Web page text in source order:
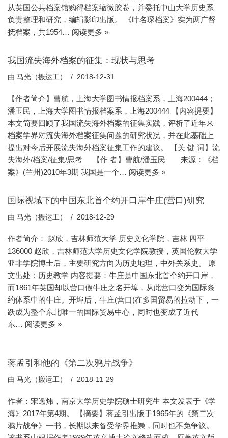
从英国公共档案馆购得档案缩微胶卷，并委托中山大学历史系
负责整理和研究，编辑影印出版。 《叶名琛档案》实为两广督
抚档案，共1954… 阅读更多 »
我国流失海外档案的征集：现状与思考
由 马光（搬运工） 2018-12-31
【作者简介】曹航，上海大学图书情报档案系，上海200444；
潘玉民，上海大学图书情报档案系，上海200444 【内容提要】
本文简要回顾了我国流失海外档案的征集实践，评析了近年来
档案学界对流失海外档案征集问题的研究状况，并在此基础上
提出对今后开展流失海外档案征集工作的建议。 【关 键 词】流
失海外/档案/征集/思考 【作 者】曹航/潘玉民 来源：《档
案》(兰州)2010年3期 我国是一个… 阅读更多 »
国际视域下的中国东北首个约开口岸牛庄(营口)研究
由 马光（搬运工） 2018-12-29
作者简介： 赵欣，吉林师范大学 历史文化学院，吉林 四平
136000 赵欣，吉林师范大学历史文化学院教授，英国伦敦大学
亚非学院博士后，主要研究方向为历史地理，中外关系史。 原
文出处：历史教学 内容提要：牛庄是中国东北首个约开口岸，
而1861年英国却以营口假牛庄之名开埠，从此营口变为国际条
约体系中的牛庄。开埠后，牛庄(营口)在多国贸易的拉动下，一
跃成为整个东北唯一的国际贸易中心，同时也变成了近代
东… 阅读更多 »
蒋孟引和他的《第二次鸦片战争》
由 马光（搬运工） 2018-11-29
作者：宋逸炜，南京大学历史学院硕士研究生 本文发表于《学
海》2017年第4期。 【摘要】蒋孟引出版于1965年的《第二次
鸦片战争》一书，长期以来备受学界推崇，同时也不免争议。